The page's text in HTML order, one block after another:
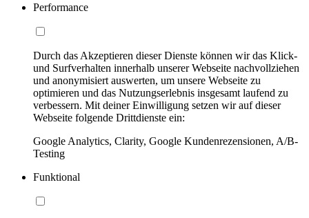
Performance
Durch das Akzeptieren dieser Dienste können wir das Klick-
und Surfverhalten innerhalb unserer Webseite nachvollziehen
und anonymisiert auswerten, um unsere Webseite zu
optimieren und das Nutzungserlebnis insgesamt laufend zu
verbessern. Mit deiner Einwilligung setzen wir auf dieser
Webseite folgende Drittdienste ein:
Google Analytics, Clarity, Google Kundenrezensionen, A/B-
Testing
Funktional